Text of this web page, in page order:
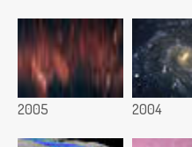
2005 2004